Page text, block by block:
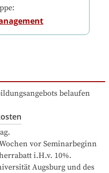
belaufen
vor Seminarbeginn
i.H.v. 10%.
Augsburg und des